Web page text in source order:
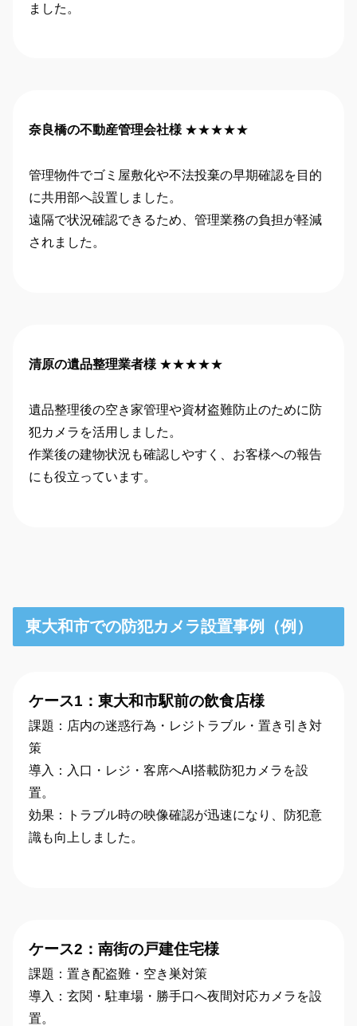
ました。
奈良橋の不動産管理会社様 ★★★★★
管理物件でゴミ屋敷化や不法投棄の早期確認を目的
に共用部へ設置しました。
遠隔で状況確認できるため、管理業務の負担が軽減
されました。
清原の遺品整理業者様 ★★★★★
遺品整理後の空き家管理や資材盗難防止のために防
犯カメラを活用しました。
作業後の建物状況も確認しやすく、お客様への報告
にも役立っています。
東大和市での防犯カメラ設置事例（例）
ケース1：東大和市駅前の飲食店様
課題：店内の迷惑行為・レジトラブル・置き引き対
策
導入：入口・レジ・客席へAI搭載防犯カメラを設
置。
効果：トラブル時の映像確認が迅速になり、防犯意
識も向上しました。
ケース2：南街の戸建住宅様
課題：置き配盗難・空き巣対策
導入：玄関・駐車場・勝手口へ夜間対応カメラを設
置。